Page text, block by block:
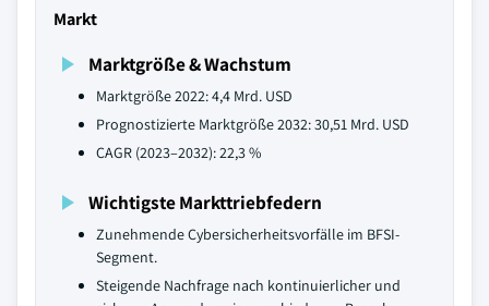
Markt
Marktgröße & Wachstum
Marktgröße 2022: 4,4 Mrd. USD
Prognostizierte Marktgröße 2032: 30,51 Mrd. USD
CAGR (2023–2032): 22,3 %
Wichtigste Markttriebfedern
Zunehmende Cybersicherheitsvorfälle im BFSI-
Segment.
Steigende Nachfrage nach kontinuierlicher und